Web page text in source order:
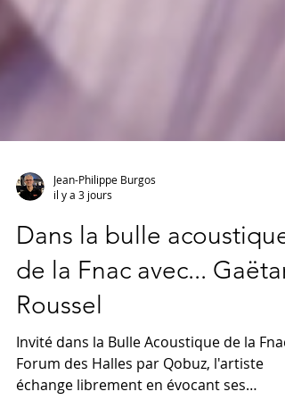
Jean-Philippe Burgos
Dans la bulle acoustique
de la Fnac avec... Gaëtan
Roussel
Invité dans la Bulle Acoustique de la Fnac
Forum des Halles par Qobuz, l'artiste